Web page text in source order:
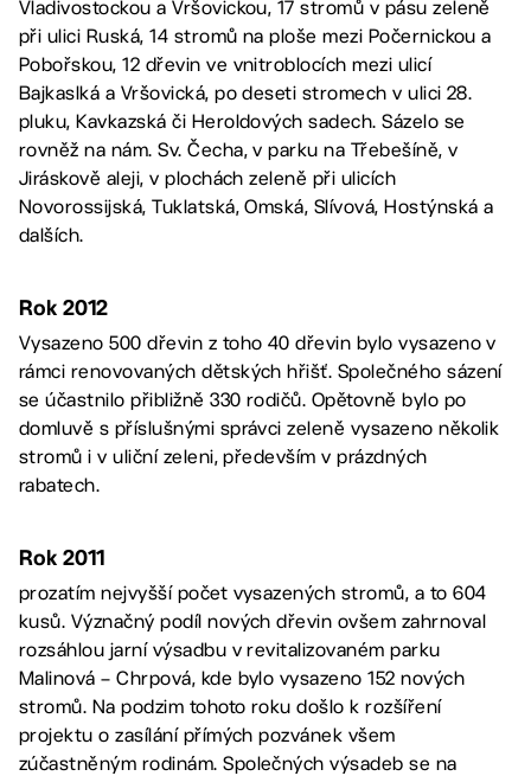
Vladivostockou a Vršovickou, 17 stromů v pásu zeleně
při ulici Ruská, 14 stromů na ploše mezi Počernickou a
Pobořskou, 12 dřevin ve vnitroblocích mezi ulicí
Bajkaslká a Vršovická, po deseti stromech v ulici 28.
pluku, Kavkazská či Heroldových sadech. Sázelo se
rovněž na nám. Sv. Čecha, v parku na Třebešíně, v
Jiráskově aleji, v plochách zeleně při ulicích
Novorossijská, Tuklatská, Omská, Slívová, Hostýnská a
dalších.
Rok 2012
Vysazeno 500 dřevin z toho 40 dřevin bylo vysazeno v
rámci renovovaných dětských hřišť. Společného sázení
se účastnilo přibližně 330 rodičů. Opětovně bylo po
domluvě s příslušnými správci zeleně vysazeno několik
stromů i v uliční zeleni, především v prázdných
rabatech.
Rok 2011
prozatím nejvyšší počet vysazených stromů, a to 604
kusů. Význačný podíl nových dřevin ovšem zahrnoval
rozsáhlou jarní výsadbu v revitalizovaném parku
Malinová – Chrpová, kde bylo vysazeno 152 nových
stromů. Na podzim tohoto roku došlo k rozšíření
projektu o zasílání přímých pozvánek všem
zúčastněným rodinám. Společných výsadeb se na